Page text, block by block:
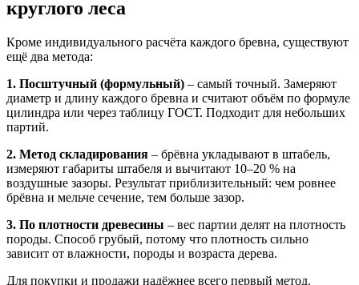
круглого леса
Кроме индивидуального расчёта каждого бревна, существуют
ещё два метода:
1. Посштучный (формульный) – самый точный. Замеряют
диаметр и длину каждого бревна и считают объём по формуле
цилиндра или через таблицу ГОСТ. Подходит для небольших
партий.
2. Метод складирования – брёвна укладывают в штабель,
измеряют габариты штабеля и вычитают 10–20 % на
воздушные зазоры. Результат приблизительный: чем ровнее
брёвна и мельче сечение, тем больше зазор.
3. По плотности древесины – вес партии делят на плотность
породы. Способ грубый, потому что плотность сильно
зависит от влажности, породы и возраста дерева.
Для покупки и продажи надёжнее всего первый метод.